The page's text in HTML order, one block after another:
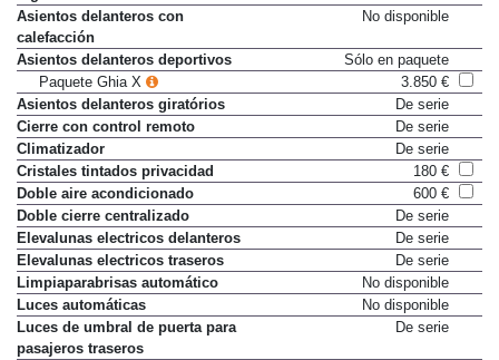
Asientos delanteros con
calefacción
No disponible
Asientos delanteros deportivos
Sólo en paquete
Paquete Ghia X
3.850 €
Asientos delanteros giratórios
De serie
Cierre con control remoto
De serie
Climatizador
De serie
Cristales tintados privacidad
180 €
Doble aire acondicionado
600 €
Doble cierre centralizado
De serie
Elevalunas electricos delanteros
De serie
Elevalunas electricos traseros
De serie
Limpiaparabrisas automático
No disponible
Luces automáticas
No disponible
Luces de umbral de puerta para
pasajeros traseros
De serie